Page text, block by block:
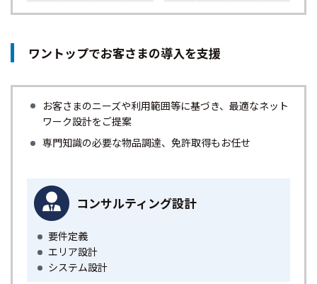
ワントップでお客さまの導入を支援
お客さまのニーズや利用範囲等に基づき、最適なネット
ワーク設計をご提案
専門知識の必要な物品調達、免許取得もお任せ
コンサルティング設計
要件定義
エリア設計
システム設計